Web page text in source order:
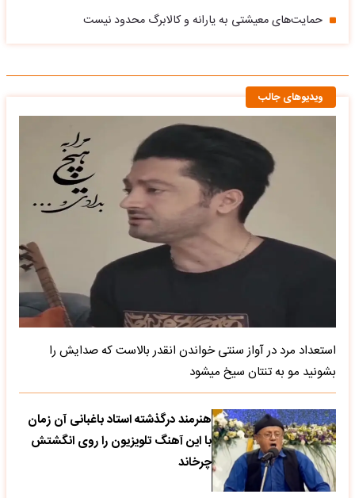
حمایت‌های معیشتی به یارانه و کالابرگ محدود نیست
ویدیوهای جالب
استعداد مرد در آواز سنتی خواندن انقدر بالاست که صدایش را
بشونید مو به تنتان سیخ میشود
هنرمند درگذشته استاد باغبانی آن زمان
با این آهنگ تلویزیون را روی انگشتش
چرخاند